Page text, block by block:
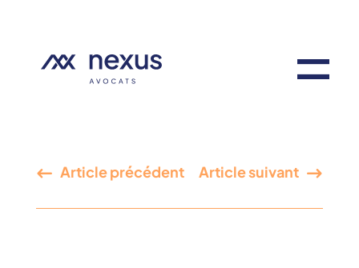
Article précédent Article suivant